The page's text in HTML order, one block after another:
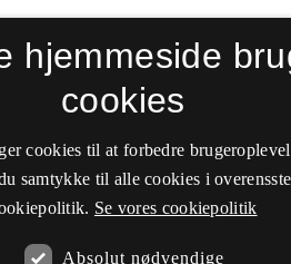
hjemmeside
cookies
cookies til at forbedre
samtykke til alle cookies i
Se vores cookiepolitik
Absolut nødvendige